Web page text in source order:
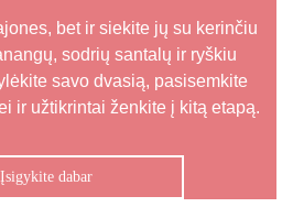
bet ir siekite jų su kerinčiu
sodrių santalų ir ryškiu
savo dvasią, pasisemkite
ir užtikrintai ženkite į kitą etapą.
Įsigykite dabar